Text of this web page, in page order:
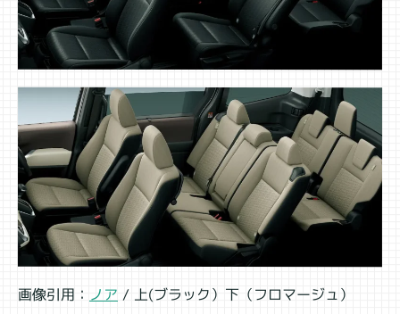
画像引用： ノア / 上(ブラック）下（フロマージュ）